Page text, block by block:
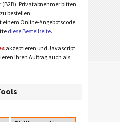
(B2B). Privatabnehmer bitten
zu bestellen.
einem Online-Angebotscode
diese Bestellseite.
akzeptieren und Javascript
Ihren Auftrag auch als